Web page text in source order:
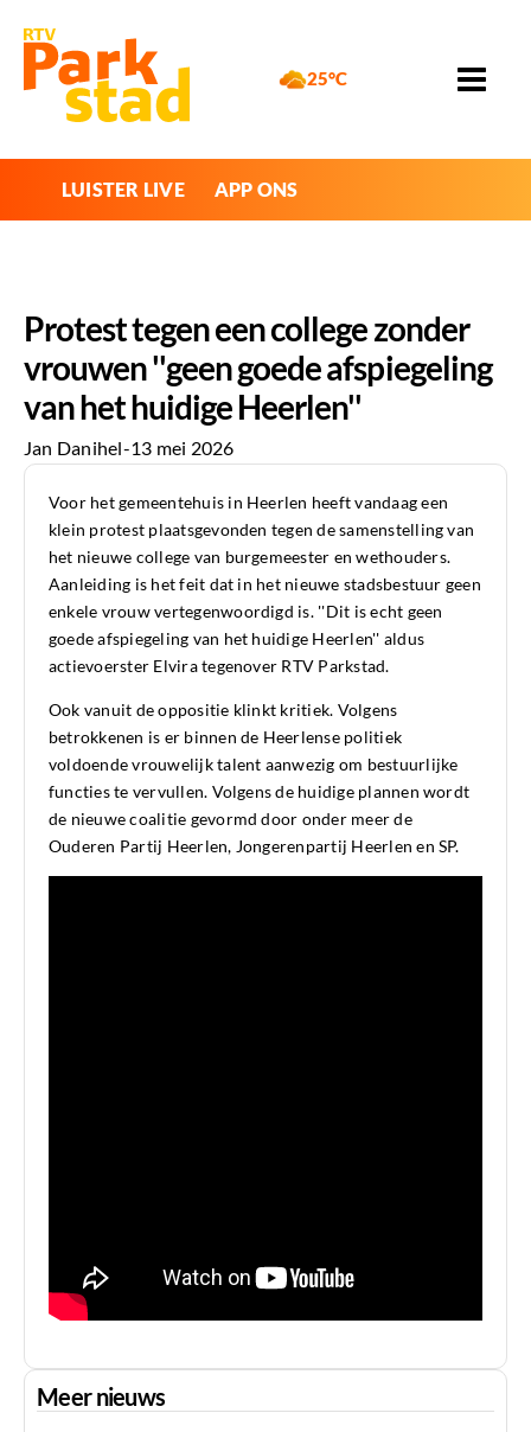
25°C
LUISTER LIVE APP ONS
Protest tegen een college zonder
vrouwen ''geen goede afspiegeling
van het huidige Heerlen''
Jan Danihel-13 mei 2026
Voor het gemeentehuis in Heerlen heeft vandaag een
klein protest plaatsgevonden tegen de samenstelling van
het nieuwe college van burgemeester en wethouders.
Aanleiding is het feit dat in het nieuwe stadsbestuur geen
enkele vrouw vertegenwoordigd is. ''Dit is echt geen
goede afspiegeling van het huidige Heerlen'' aldus
actievoerster Elvira tegenover RTV Parkstad.
Ook vanuit de oppositie klinkt kritiek. Volgens
betrokkenen is er binnen de Heerlense politiek
voldoende vrouwelijk talent aanwezig om bestuurlijke
functies te vervullen. Volgens de huidige plannen wordt
de nieuwe coalitie gevormd door onder meer de
Ouderen Partij Heerlen, Jongerenpartij Heerlen en SP.
Meer nieuws